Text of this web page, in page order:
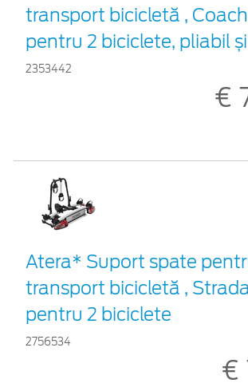
transport bicicletă ,
pentru 2 biciclete, pliabil
2353442
€
Atera* Suport spate
transport bicicletă ,
pentru 2 biciclete
2756534
€